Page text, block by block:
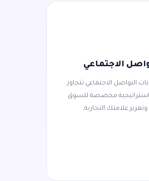
الاجتماعي
التواصل الاجتماعي تتجاوز
مخصصة للسوق
علامتك التجارية.